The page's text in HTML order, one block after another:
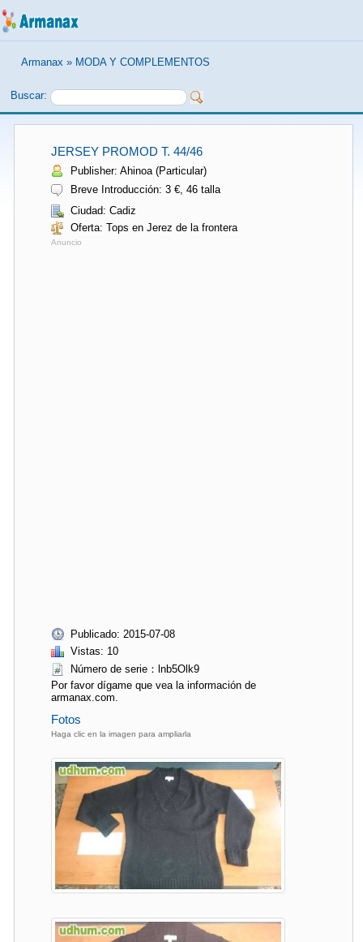
Armanax » MODA Y COMPLEMENTOS
Buscar:
JERSEY PROMOD T. 44/46
Publisher: Ahinoa (Particular)
Breve Introducción: 3 €, 46 talla
Ciudad: Cadiz
Oferta: Tops en Jerez de la frontera
Anuncio
Publicado: 2015-07-08
Vistas: 10
Número de serie：lnb5Olk9
Por favor dígame que vea la información de
armanax.com.
Fotos
Haga clic en la imagen para ampliarla